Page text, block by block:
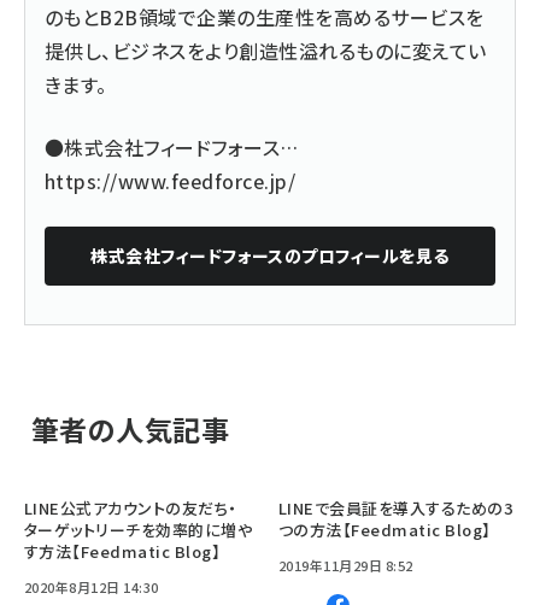
のもとB2B領域で企業の生産性を高めるサービスを
提供し、ビジネスをより創造性溢れるものに変えてい
きます。
●株式会社フィードフォース…
https://www.feedforce.jp/
株式会社フィードフォースのプロフィールを見る
筆者の人気記事
LINE公式アカウントの友だち・
ターゲットリーチを効率的に増や
す方法【Feedmatic Blog】
2020年8月12日 14:30
LINEで会員証を導入するための3
つの方法【Feedmatic Blog】
2019年11月29日 8:52